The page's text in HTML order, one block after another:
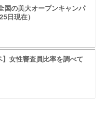
国の美大オープンキャンパ
日現在）
】女性審査員比率を調べて